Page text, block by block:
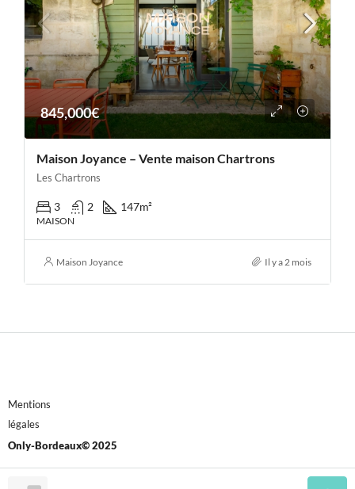
845,000€
Maison Joyance – Vente maison Chartrons
Les Chartrons
3 2 147m²
MAISON
Maison Joyance Il y a 2 mois
Mentions
légales
Only-Bordeaux© 2025